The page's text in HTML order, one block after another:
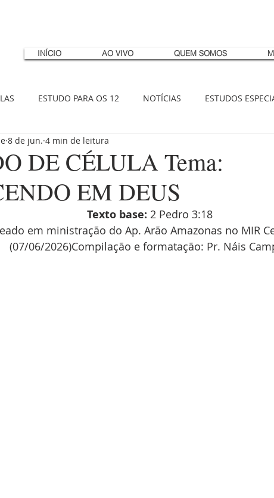
INÍCIO AO VIVO QUEM SOMOS
ESTUDO PARA OS 12 NOTÍCIAS ESTUDOS
DE CÉLULA Tema:
EM DEUS
8 de jun. 4 min de leitura
Texto base: 2 Pedro 3:18
em ministração do Ap. Arão Amazonas no MIR
(07/06/2026)Compilação e formatação: Pr. Náis